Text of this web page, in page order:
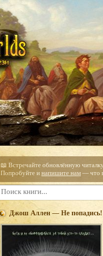
📖 Встречайте обновлённую
Попробуйте и напишите нам — что
Джош Аллен — Не попадись!